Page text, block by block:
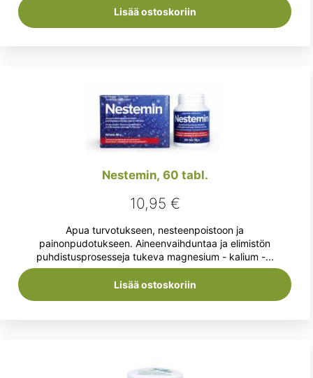
Lisää ostoskoriin
Nestemin, 60 tabl.
10,95 €
Apua turvotukseen, nesteenpoistoon ja
painonpudotukseen. Aineenvaihduntaa ja elimistön
puhdistusprosesseja tukeva magnesium - kalium -...
Lisää ostoskoriin